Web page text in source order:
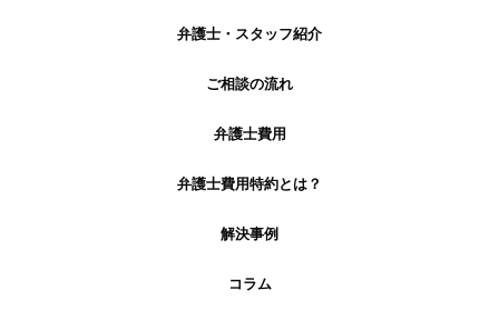
弁護士・スタッフ紹介
ご相談の流れ
弁護士費用
弁護士費用特約とは？
解決事例
コラム